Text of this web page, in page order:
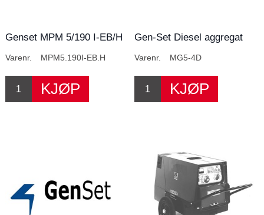
Genset MPM 5/190 I-EB/H
Varenr. MPM5.190I-EB.H
Gen-Set Diesel aggregat
Varenr. MG5-4D